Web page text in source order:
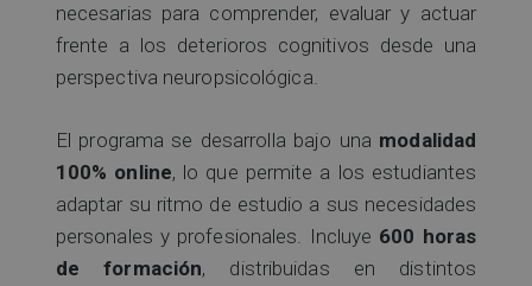
necesarias para comprender, evaluar y actuar
frente a los deterioros cognitivos desde una
perspectiva neuropsicológica.
El programa se desarrolla bajo una modalidad
100% online, lo que permite a los estudiantes
adaptar su ritmo de estudio a sus necesidades
personales y profesionales. Incluye 600 horas
de formación, distribuidas en distintos